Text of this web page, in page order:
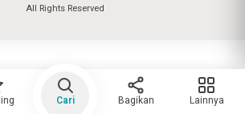
All Rights Reserved
Cari Bagikan Lainnya